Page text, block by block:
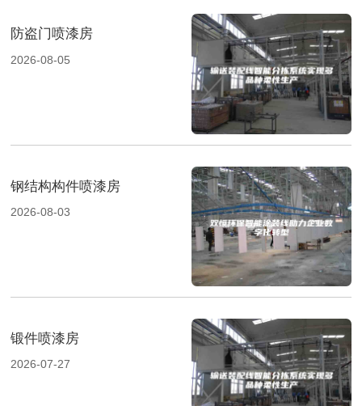
防盗门喷漆房
2026-08-05
钢结构构件喷漆房
2026-08-03
锻件喷漆房
2026-07-27